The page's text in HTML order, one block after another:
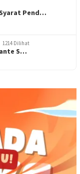
Pend…
1214 Dilihat
S…